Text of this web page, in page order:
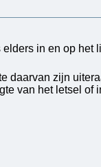
elders in en op het
daarvan zijn
van het letsel of